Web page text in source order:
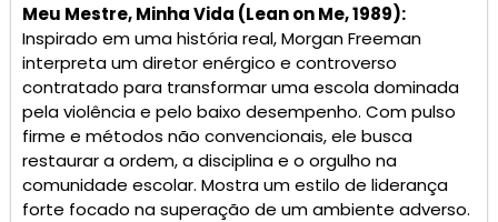
Meu Mestre, Minha Vida (Lean on Me, 1989):
Inspirado em uma história real, Morgan Freeman
interpreta um diretor enérgico e controverso
contratado para transformar uma escola dominada
pela violência e pelo baixo desempenho. Com pulso
firme e métodos não convencionais, ele busca
restaurar a ordem, a disciplina e o orgulho na
comunidade escolar. Mostra um estilo de liderança
forte focado na superação de um ambiente adverso.